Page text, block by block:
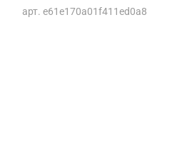
арт. e61e170a01f411ed0a8